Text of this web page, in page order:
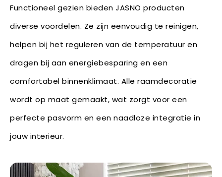
Functioneel gezien bieden JASNO producten
diverse voordelen. Ze zijn eenvoudig te reinigen,
helpen bij het reguleren van de temperatuur en
dragen bij aan energiebesparing en een
comfortabel binnenklimaat. Alle raamdecoratie
wordt op maat gemaakt, wat zorgt voor een
perfecte pasvorm en een naadloze integratie in
jouw interieur.